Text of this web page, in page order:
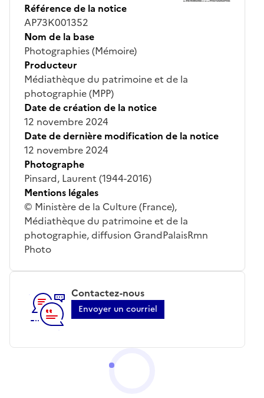
Référence de la notice
AP73K001352
Nom de la base
Photographies (Mémoire)
Producteur
Médiathèque du patrimoine et de la
photographie (MPP)
Date de création de la notice
12 novembre 2024
Date de dernière modification de la notice
12 novembre 2024
Photographe
Pinsard, Laurent (1944-2016)
Mentions légales
© Ministère de la Culture (France),
Médiathèque du patrimoine et de la
photographie, diffusion GrandPalaisRmn
Photo
Contactez-nous
Envoyer un courriel